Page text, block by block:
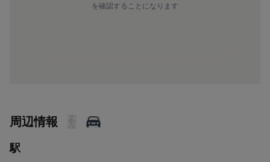
を確認することになります
周辺情報
駅